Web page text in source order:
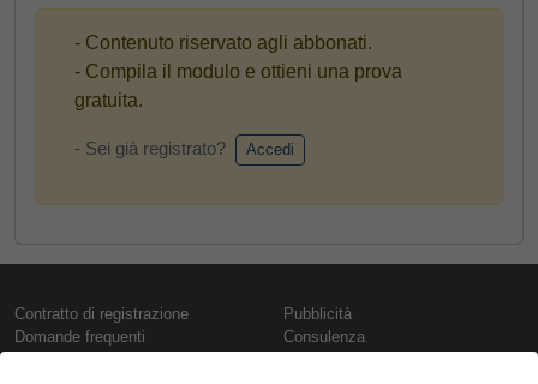
- Contenuto riservato agli abbonati.
- Compila il modulo e ottieni una prova
gratuita.
- Sei già registrato? Accedi
Contratto di registrazione
Domande frequenti
Pubblicità
Consulenza